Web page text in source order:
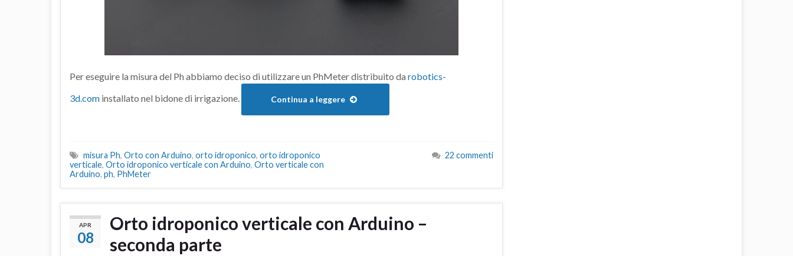
Per eseguire la misura del Ph abbiamo deciso di utilizzare un PhMeter distribuito da robotics-
3d.com installato nel bidone di irrigazione. Continua a leggere
misura Ph, Orto con Arduino, orto idroponico, orto idroponico
verticale, Orto idroponico verticale con Arduino, Orto verticale con
Arduino, ph, PhMeter
22 commenti
APR
08
Orto idroponico verticale con Arduino –
seconda parte